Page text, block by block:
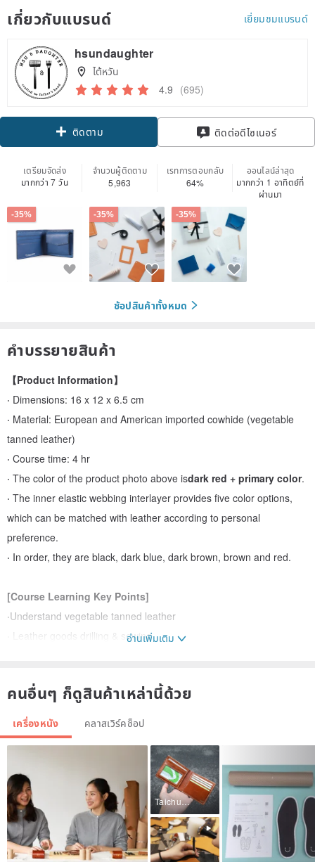
เกี่ยวกับแบรนด์ เยี่ยมชมแบรนด์
hsundaughter
ไต้หวัน
4.9 (695)
ติดตาม ติดต่อดีไซเนอร์
เตรียมจัดส่ง
มากกว่า 7 วัน
จำนวนผู้ติดตาม
5,963
เรทการตอบกลับ
64%
ออนไลน์ล่าสุด
มากกว่า 1 อาทิตย์ที่
ผ่านมา
-35% -35% -35%
ช้อปสินค้าทั้งหมด
คำบรรยายสินค้า
【Product Information】
‧ Dimensions: 16 x 12 x 6.5 cm
‧ Material: European and American imported cowhide (vegetable
tanned leather)
‧ Course time: 4 hr
‧ The color of the product photo above isdark red + primary color.
‧ The inner elastic webbing interlayer provides five color options,
which can be matched with leather according to personal
preference.
‧ In order, they are black, dark blue, dark brown, brown and red.
[Course Learning Key Points]
‧Understand vegetable tanned leather
‧ Leather goods drilling & sewing
‧ Customized hot stamping service (additional purchase available)
‧ Carefully selected vegetable-tanned leather (first-layer cowhide)
imported from Europe and the United States, which is leather that
can breathe.
‧ With time of use, the color of the leather will gradually become
อ่านเพิ่มเติม
คนอื่นๆ ก็ดูสินค้าเหล่านี้ด้วย
เครื่องหนัง คลาสเวิร์คช็อป
Taichung City